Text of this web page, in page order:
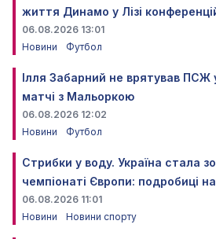
життя Динамо у Лізі
06.08.2026 13:01
Новини
Футбол
Ілля Забарний не врятував ПСЖ
матчі з Мальоркою
06.08.2026 12:02
Новини
Футбол
Стрибки у воду. Україна стала
чемпіонаті Європи: подробиці
06.08.2026 11:01
Новини
Новини спорту